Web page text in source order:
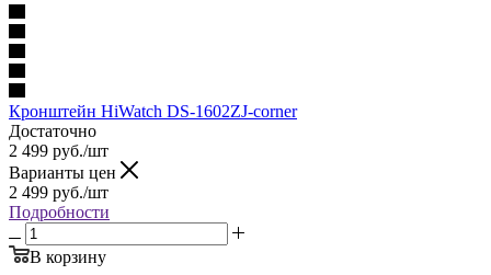
Кронштейн HiWatch DS-1602ZJ-corner
Достаточно
2 499 руб./шт
Варианты цен
2 499 руб./шт
Подробности
В корзину